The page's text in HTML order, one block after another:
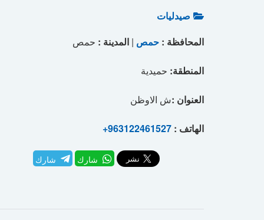
صيدليات
المحافظة : حمص | المدينة : حمص
المنطقة: حميدية
العنوان :ش الاوظن
الهاتف : +963122461527
شارك شارك